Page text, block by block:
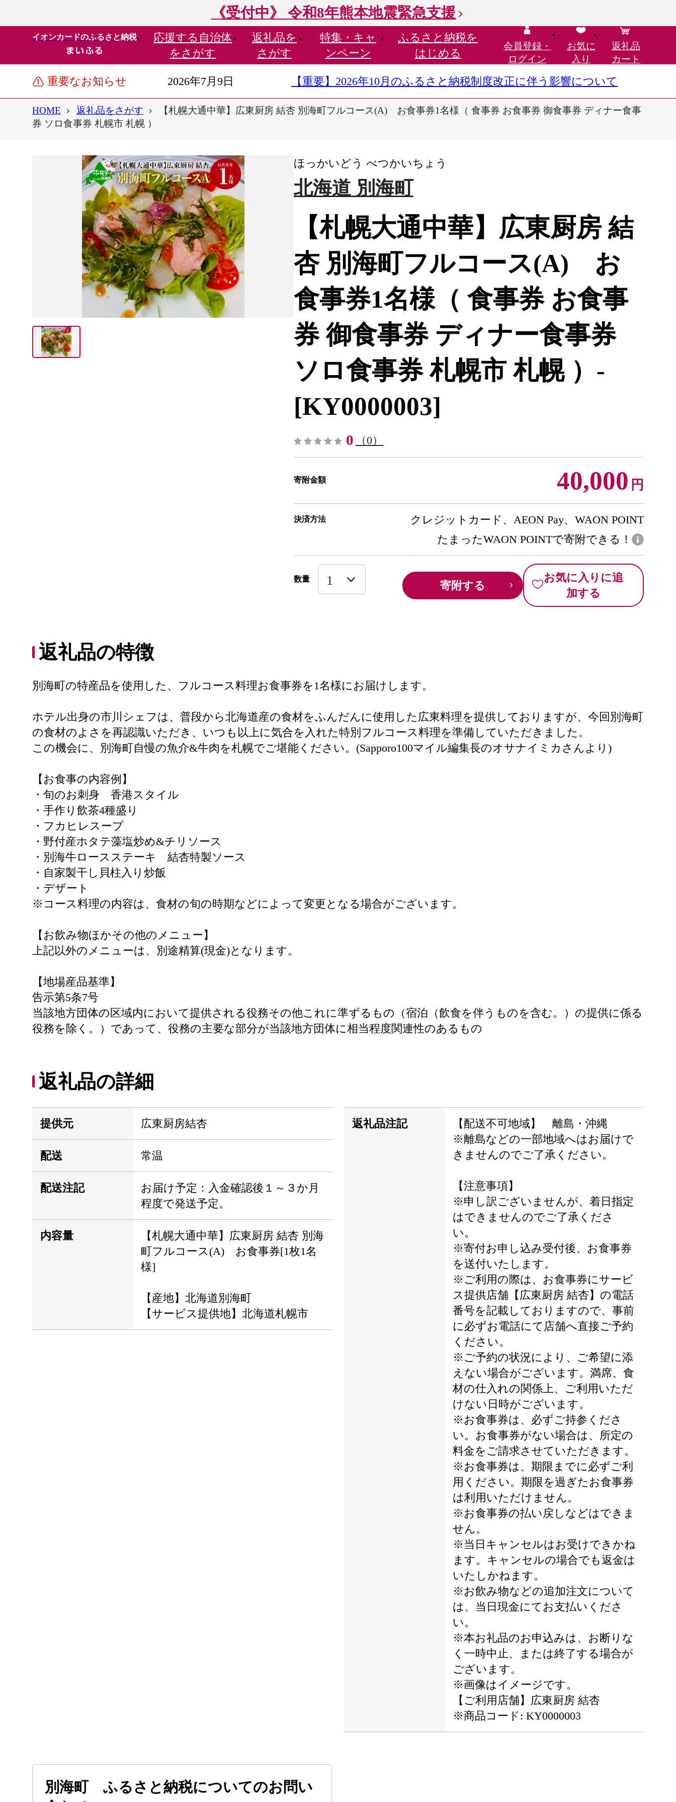
《受付中》 令和8年熊本地震緊急支援
イオンカードのふるさと納税 応援する 自治体
をさがす
返礼品を
さがす
特集・ キャ
ンペーン
ふるさと納税を
はじめる
会員登録・
ログイン
お気に
入り
返礼品
カート
重要なお知らせ 2026年7月9日 【重要】2026年10月のふるさと納税制度改正に伴う影響について
HOME 返礼品をさがす
【札幌大通中華】広東厨房 結杏 別海町フルコース(A) お食事券1名様（ 食事券 お食事券 御食事券 ディナー食事
券 ソロ食事券 札幌市 札幌 ）
ほっかいどう べつかいちょう
北海道 別海町
【札幌大通中華】広東厨房 結
杏 別海町フルコース(A) お
食事券1名様（ 食事券 お食事
券 御食事券 ディナー食事券
ソロ食事券 札幌市 札幌 ）-
[KY0000003]
0 （0）
寄附金額 40,000 円
決済方法
クレジットカード、AEON Pay、WAON POINT
たまったWAON POINTで寄附できる！
数量 寄附する
お気に入りに追
加する
返礼品の特徴
別海町の特産品を使用した、フルコース料理お食事券を1名様にお届けします。
ホテル出身の市川シェフは、普段から北海道産の食材をふんだんに使用した広東料理を提供しておりますが、今回別海町
の食材のよさを再認識いただき、いつも以上に気合を入れた特別フルコース料理を準備していただきました。
この機会に、別海町自慢の魚介&牛肉を札幌でご堪能ください。(Sapporo100マイル編集長のオサナイミカさんより)
【お食事の内容例】
・旬のお刺身 香港スタイル
・手作り飲茶4種盛り
・フカヒレスープ
・野付産ホタテ藻塩炒め&チリソース
・別海牛ロースステーキ 結杏特製ソース
・自家製干し貝柱入り炒飯
・デザート
※コース料理の内容は、食材の旬の時期などによって変更となる場合がございます。
【お飲み物ほかその他のメニュー】
上記以外のメニューは、別途精算(現金)となります。
【地場産品基準】
告示第5条7号
当該地方団体の区域内において提供される役務その他これに準ずるもの（宿泊（飲食を伴うものを含む。）の提供に係る
役務を除く。）であって、役務の主要な部分が当該地方団体に相当程度関連性のあるもの
返礼品の詳細
提供元 広東厨房結杏
配送 常温
配送注記
お届け予定：入金確認後１～３か月
程度で発送予定。
内容量
【札幌大通中華】広東厨房 結杏 別海
町フルコース(A) お食事券[1枚1名
様]
【産地】北海道別海町
【サービス提供地】北海道札幌市
返礼品注記
【配送不可地域】 離島・沖縄
※離島などの一部地域へはお届けで
きませんのでご了承ください。
【注意事項】
※申し訳ございませんが、着日指定
はできませんのでご了承くださ
い。
※寄付お申し込み受付後、お食事券
を送付いたします。
※ご利用の際は、お食事券にサービ
ス提供店舗【広東厨房 結杏】の電話
番号を記載しておりますので、事前
に必ずお電話にて店舗へ直接ご予約
ください。
※ご予約の状況により、ご希望に添
えない場合がございます。満席、食
材の仕入れの関係上、ご利用いただ
けない日時がございます。
※お食事券は、必ずご持参くださ
い。お食事券がない場合は、所定の
料金をご請求させていただきます。
※お食事券は、期限までに必ずご利
用ください。期限を過ぎたお食事券
は利用いただけません。
※お食事券の払い戻しなどはできま
せん。
※当日キャンセルはお受けできかね
ます。キャンセルの場合でも返金は
いたしかねます。
※お飲み物などの追加注文について
は、当日現金にてお支払いくださ
い。
※本お礼品のお申込みは、お断りな
く一時中止、または終了する場合が
ございます。
※画像はイメージです。
【ご利用店舗】広東厨房 結杏
※商品コード: KY0000003
別海町 ふるさと納税についてのお問い